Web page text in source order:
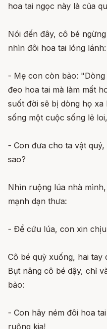
hoa tai ngọc này là của
Nói đến đây, cô bé
nhìn đôi hoa tai lóng lánh:
- Mẹ con còn bảo:
đeo hoa tai mà làm mất
suốt đời sẽ bị dòng họ
sống một cuộc sống lẻ
- Con đưa cho ta vật
sao?
Nhìn ruộng lúa nhà
mạnh dạn thưa:
- Ðể cứu lúa, con xin
Cô bé quỳ xuống, hai tay
Bụt nâng cô bé dậy, chỉ
bảo:
- Con hãy ném đôi hoa
ruộng kia!